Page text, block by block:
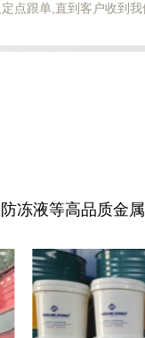
点跟单,直到客户收到
冻液等高品质金